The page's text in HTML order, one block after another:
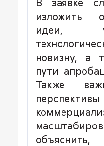
В заявке
изложить
идеи,
новизну, а
пути
Также
перспективы